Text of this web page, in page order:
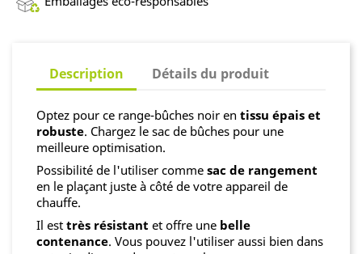
Description Détails du produit
Optez pour ce range-bûches noir en tissu épais et
robuste. Chargez le sac de bûches pour une
meilleure optimisation.
Possibilité de l'utiliser comme sac de rangement
en le plaçant juste à côté de votre appareil de
chauffe.
Il est très résistant et offre une belle
contenance. Vous pouvez l'utiliser aussi bien dans